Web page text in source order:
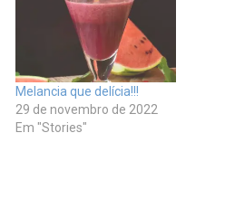
Melancia que delícia!!!
29 de novembro de 2022
Em "Stories"